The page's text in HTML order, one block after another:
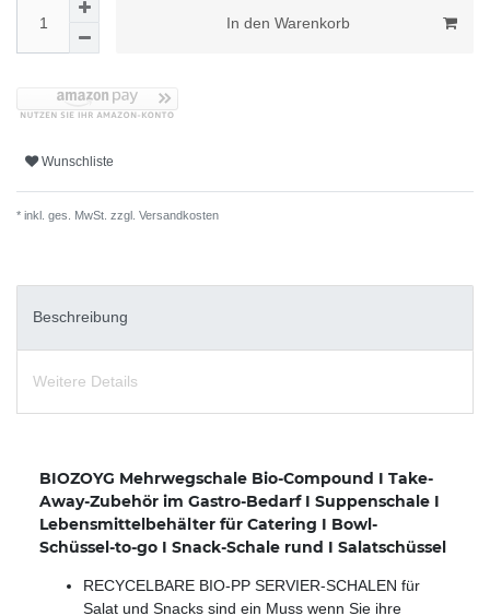
In den Warenkorb
Wunschliste
* inkl. ges. MwSt. zzgl. Versandkosten
Beschreibung
Weitere Details
BIOZOYG Mehrwegschale Bio-Compound I Take-
Away-Zubehör im Gastro-Bedarf I Suppenschale I
Lebensmittelbehälter für Catering I Bowl-
Schüssel-to-go I Snack-Schale rund I Salatschüssel
RECYCELBARE BIO-PP SERVIER-SCHALEN für
Salat und Snacks sind ein Muss wenn Sie ihre